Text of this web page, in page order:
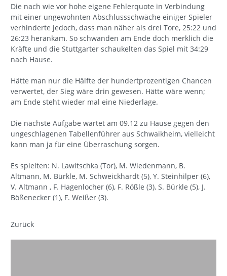
Die nach wie vor hohe eigene Fehlerquote in Verbindung
mit einer ungewohnten Abschlussschwäche einiger Spieler
verhinderte jedoch, dass man näher als drei Tore, 25:22 und
26:23 herankam. So schwanden am Ende doch merklich die
Kräfte und die Stuttgarter schaukelten das Spiel mit 34:29
nach Hause.
Hätte man nur die Hälfte der hundertprozentigen Chancen
verwertet, der Sieg wäre drin gewesen. Hätte wäre wenn;
am Ende steht wieder mal eine Niederlage.
Die nächste Aufgabe wartet am 09.12 zu Hause gegen den
ungeschlagenen Tabellenführer aus Schwaikheim, vielleicht
kann man ja für eine Überraschung sorgen.
Es spielten: N. Lawitschka (Tor), M. Wiedenmann, B.
Altmann, M. Bürkle, M. Schweickhardt (5), Y. Steinhilper (6),
V. Altmann , F. Hagenlocher (6), F. Rößle (3), S. Bürkle (5), J.
Bößenecker (1), F. Weißer (3).
Zurück